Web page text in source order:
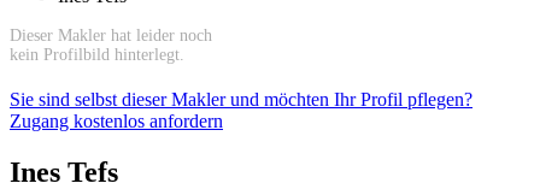
Dieser Makler hat leider noch
kein Profilbild hinterlegt.
Sie sind selbst dieser Makler und möchten Ihr Profil pflegen?
Zugang kostenlos anfordern
Ines Tefs